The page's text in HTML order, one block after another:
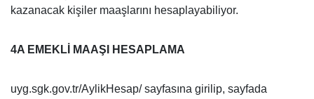
kazanacak kişiler maaşlarını hesaplayabiliyor.
4A EMEKLİ MAAŞI HESAPLAMA
uyg.sgk.gov.tr/AylikHesap/ sayfasına girilip, sayfada